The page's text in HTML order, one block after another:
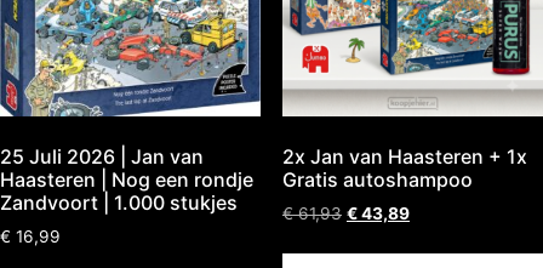
25 Juli 2026 | Jan van
Haasteren | Nog een rondje
Zandvoort | 1.000 stukjes
€ 16,99
2x Jan van Haasteren + 1x
Gratis autoshampoo
€61,93 €43,89